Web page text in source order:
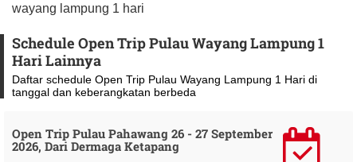
wayang lampung 1 hari
Schedule Open Trip Pulau Wayang Lampung 1
Hari Lainnya
Daftar schedule Open Trip Pulau Wayang Lampung 1 Hari di
tanggal dan keberangkatan berbeda
Open Trip Pulau Pahawang 26 - 27 September
2026, Dari Dermaga Ketapang